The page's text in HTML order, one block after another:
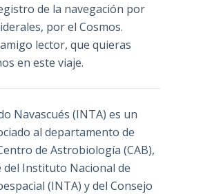
de la navegación por
por el Cosmos.
lector, que quieras
en este viaje.
Navascués (INTA) es un
al departamento de
de Astrobiología (CAB),
del Instituto Nacional de
(INTA) y del Consejo